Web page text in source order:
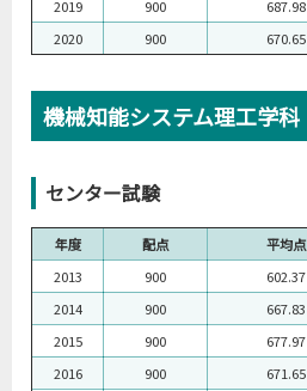
2019
900 687.98
2020
900 670.65
機械知能システム理工学科
センター試験
年度 配点 平均点
2013
900 602.37
2014
900 667.83
2015
900 677.97
2016
900 671.65